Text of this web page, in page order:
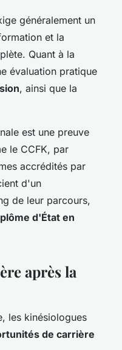
généralement un
et la
Quant à la
évaluation pratique
, ainsi que la
est une preuve
le CCFK, par
accrédités par
d'un
de leur parcours,
d'État en
après la
les kinésiologues
de carrière